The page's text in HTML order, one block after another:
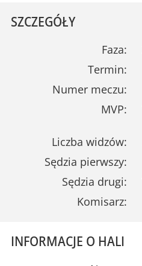
SZCZEGÓŁY
Faza:
Termin:
Numer meczu:
MVP:
Liczba widzów:
Sędzia pierwszy:
Sędzia drugi:
Komisarz:
INFORMACJE O HALI